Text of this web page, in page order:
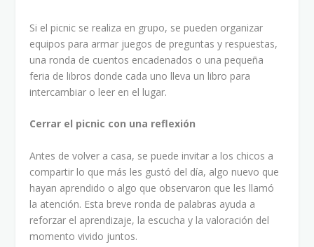
Si el picnic se realiza en grupo, se pueden organizar
equipos para armar juegos de preguntas y respuestas,
una ronda de cuentos encadenados o una pequeña
feria de libros donde cada uno lleva un libro para
intercambiar o leer en el lugar.
Cerrar el picnic con una reflexión
Antes de volver a casa, se puede invitar a los chicos a
compartir lo que más les gustó del día, algo nuevo que
hayan aprendido o algo que observaron que les llamó
la atención. Esta breve ronda de palabras ayuda a
reforzar el aprendizaje, la escucha y la valoración del
momento vivido juntos.